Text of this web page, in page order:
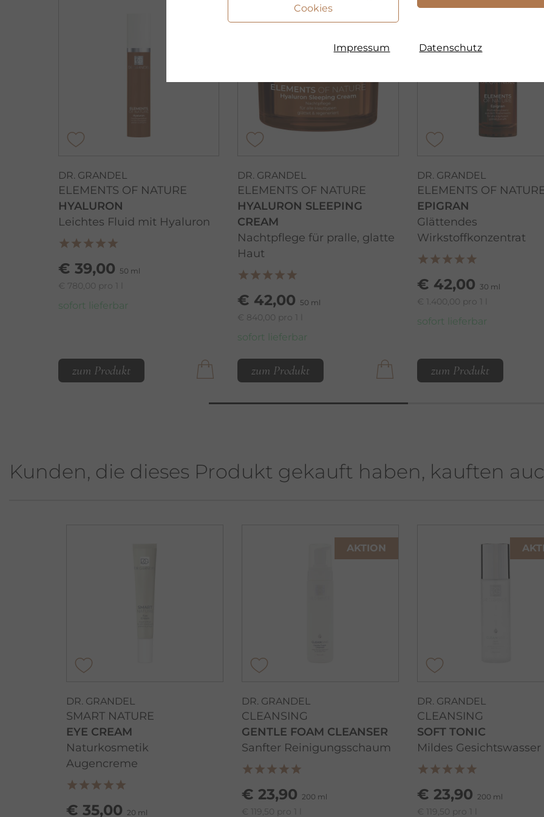
Cookies
Impressum Datenschutz
DR. GRANDEL
ELEMENTS OF NATURE
HYALURON
Leichtes Fluid mit Hyaluron
€ 39,00 50 ml
€ 780,00 pro 1 l
sofort lieferbar
zum Produkt
DR. GRANDEL
ELEMENTS OF NATURE
HYALURON SLEEPING
CREAM
Nachtpflege für pralle, glatte
Haut
€ 42,00 50 ml
€ 840,00 pro 1 l
sofort lieferbar
zum Produkt
DR. GRANDEL
ELEMENTS OF
EPIGRAN
Glättendes
Wirkstoffkonzentrat
€ 42,00 30 ml
€ 1.400,00 pro 1 l
sofort lieferbar
zum Produkt
Kunden, die dieses Produkt gekauft haben, kauften
DR. GRANDEL
SMART NATURE
EYE CREAM
Naturkosmetik
Augencreme
€ 35,00 20 ml
AKTION
DR. GRANDEL
CLEANSING
GENTLE FOAM CLEANSER
Sanfter Reinigungsschaum
€ 23,90 200 ml
€ 119,50 pro 1 l
DR. GRANDEL
CLEANSING
SOFT TONIC
Mildes Gesichtswasser
€ 23,90 200 ml
€ 119,50 pro 1 l